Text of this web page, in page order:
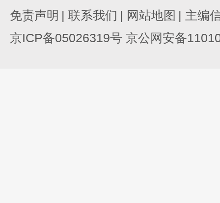
免责声明 | 联系我们 | 网站地图 | 主编
京ICP备05026319号 京公网安备